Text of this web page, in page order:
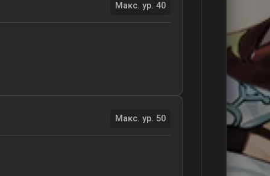
Макс. ур. 40
Макс. ур. 50